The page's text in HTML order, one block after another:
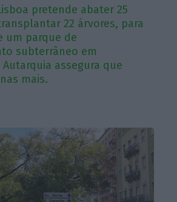
pretende abater 25
22 árvores, para
um parque de
subterrâneo em
assegura que
mais.